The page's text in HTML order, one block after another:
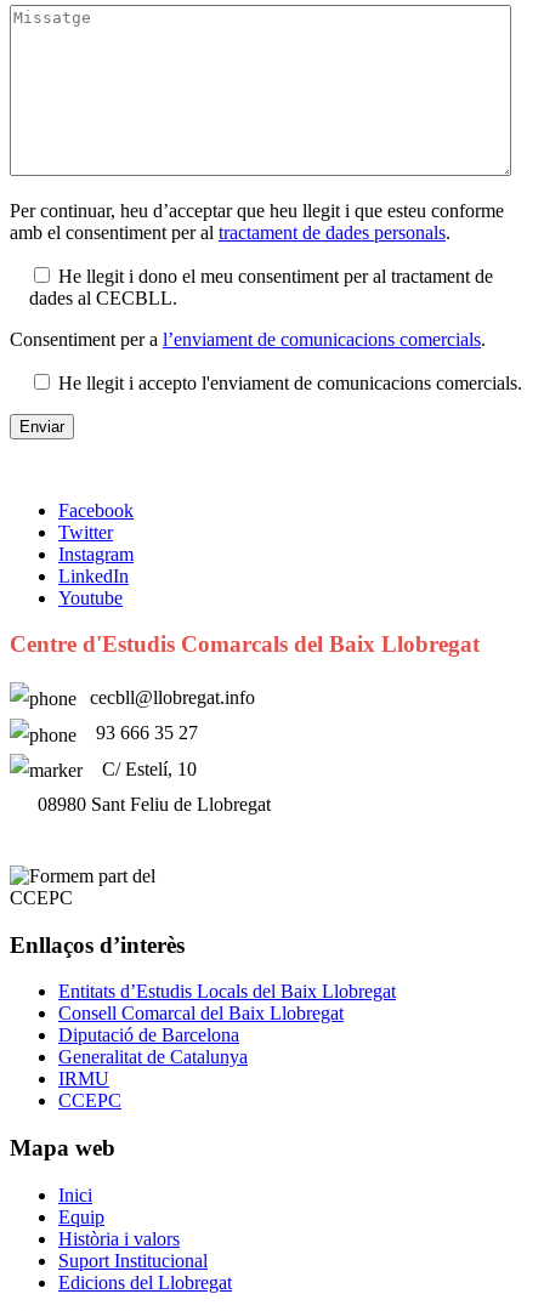
Per continuar, heu d’acceptar que heu llegit i que esteu conforme
amb el consentiment per al tractament de dades personals.
He llegit i dono el meu consentiment per al tractament de
dades al CECBLL.
Consentiment per a l’enviament de comunicacions comercials.
He llegit i accepto l'enviament de comunicacions comercials.
Facebook
Twitter
Instagram
LinkedIn
Youtube
Centre d'Estudis Comarcals del Baix Llobregat
cecbll@llobregat.info
93 666 35 27
C/ Estelí, 10
08980 Sant Feliu de Llobregat
Enllaços d’interès
Entitats d’Estudis Locals del Baix Llobregat
Consell Comarcal del Baix Llobregat
Diputació de Barcelona
Generalitat de Catalunya
IRMU
CCEPC
Mapa web
Inici
Equip
Història i valors
Suport Institucional
Edicions del Llobregat